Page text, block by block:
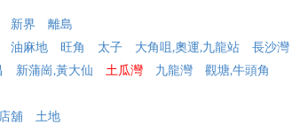
新界
離島
油麻地 旺角 太子 大角咀,奧運,九龍站
長沙灣
新蒲崗,黃大仙 土瓜灣 九龍灣
觀塘,牛頭角
店舖
土地